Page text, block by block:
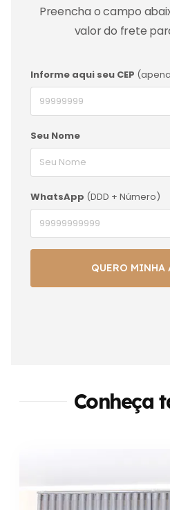
Preencha o campo
valor do frete
Informe aqui seu CEP
Seu Nome
WhatsApp (DDD + Número)
Conheça